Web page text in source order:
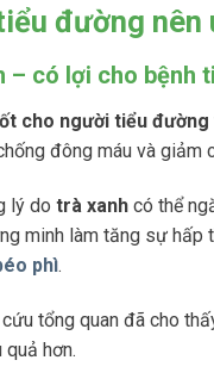
đường nên
– có lợi cho bệnh
cho người tiểu đường
đông máu và giảm
lý do trà xanh có thể
minh làm tăng sự
phì.
tổng quan đã cho
quả hơn.